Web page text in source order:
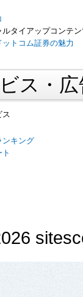
ルタイアップコンテ
ットコム証券の魅力
ス・
ス
ンキング